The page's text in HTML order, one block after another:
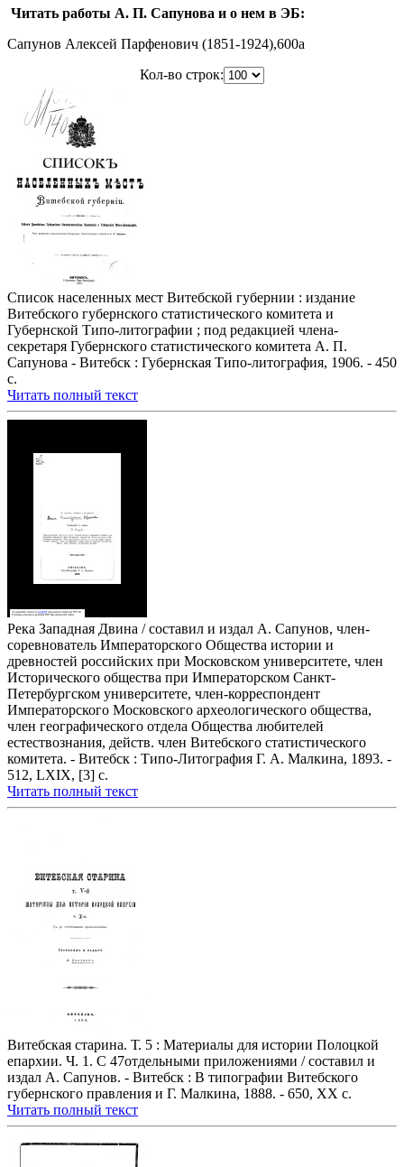
Читать работы А. П. Сапунова и о нем в ЭБ:
Сапунов Алексей Парфенович (1851-1924),600a
Кол-во строк:
Список населенных мест Витебской губернии : издание
Витебского губернского статистического комитета и
Губернской Типо-литографии ; под редакцией члена-
секретаря Губернского статистического комитета А. П.
Сапунова - Витебск : Губернская Типо-литография, 1906. - 450
с.
Читать полный текст
Река Западная Двина / составил и издал А. Сапунов, член-
соревнователь Императорского Общества истории и
древностей российских при Московском университете, член
Исторического общества при Императорском Санкт-
Петербургском университете, член-корреспондент
Императорского Московского археологического общества,
член географического отдела Общества любителей
естествознания, действ. член Витебского статистического
комитета. - Витебск : Типо-Литография Г. А. Малкина, 1893. -
512, LXIX, [3] с.
Читать полный текст
Витебская старина. Т. 5 : Материалы для истории Полоцкой
епархии. Ч. 1. С 47отдельными приложениями / составил и
издал А. Сапунов. - Витебск : В типографии Витебского
губернского правления и Г. Малкина, 1888. - 650, ХХ с.
Читать полный текст